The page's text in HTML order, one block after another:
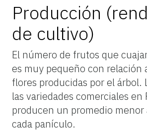
Producción
de cultivo)
El número de frutos que
es muy pequeño con relación
flores producidas por el árbol.
las variedades comerciales en
producen un promedio
cada panículo.